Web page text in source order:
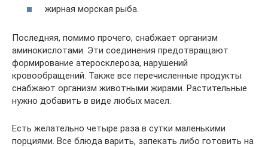
жирная морская рыба.
Последняя, помимо прочего, снабжает организм
аминокислотами. Эти соединения предотвращают
формирование атеросклероза, нарушений
кровообращений. Также все перечисленные продукты
снабжают организм животными жирами. Растительные
нужно добавить в виде любых масел.
Есть желательно четыре раза в сутки маленькими
порциями. Все блюда варить, запекать либо готовить на